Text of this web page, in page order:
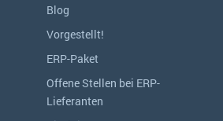
Blog
Vorgestellt!
ERP-Paket
Offene Stellen bei ERP-
Lieferanten